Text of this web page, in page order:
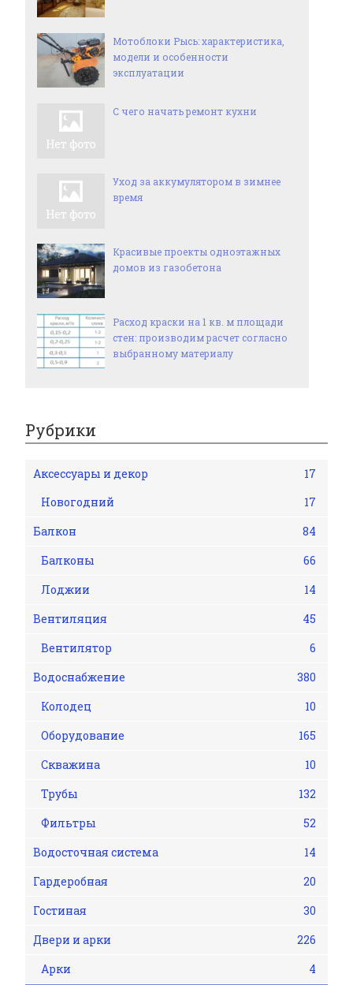
Мотоблоки Рысь: характеристика,
модели и особенности
эксплуатации
С чего начать ремонт кухни
Уход за аккумулятором в зимнее
время
Красивые проекты одноэтажных
домов из газобетона
Расход краски на 1 кв. м площади
стен: производим расчет согласно
выбранному материалу
Рубрики
Аксессуары и декор
17
Новогодний
17
Балкон
84
Балконы
66
Лоджии
14
Вентиляция
45
Вентилятор
6
Водоснабжение
380
Колодец
10
Оборудование
165
Скважина
10
Трубы
132
Фильтры
52
Водосточная система
14
Гардеробная
20
Гостиная
30
Двери и арки
226
Арки
4